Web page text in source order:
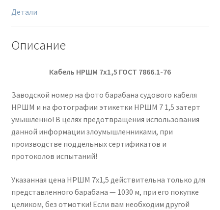
Детали
Описание
Кабель НРШМ 7х1,5 ГОСТ 7866.1-76
Заводской номер на фото барабана судового кабеля
НРШМ и на фотографии этикетки НРШМ 7 1,5 затерт
умышленно! В целях предотвращения использования
данной информации злоумышленниками, при
производстве поддельных сертификатов и
протоколов испытаний!
Указанная цена НРШМ 7х1,5 действительна только для
представленного барабана — 1030 м, при его покупке
целиком, без отмотки! Если вам необходим другой